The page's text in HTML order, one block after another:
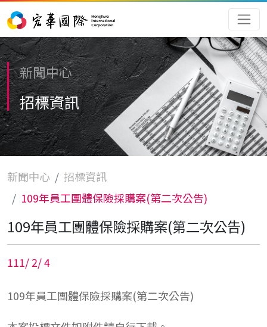
新聞中心
招標資訊
新聞中心
招標資訊
109年員工團體保險採購案(第二次公告)
109年員工團體保險採購案(第二次公告)
111/2/4
109年員工團體保險採購案(第二次公告)